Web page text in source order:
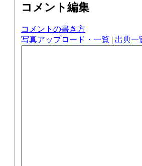
コメント編集
コメントの書き方
写真アップロード・一覧 | 出典一